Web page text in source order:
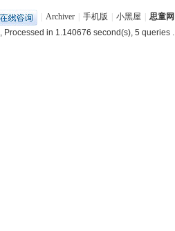
Archiver 手机版 小黑屋
思童网
, Processed in 1.140676 second(s), 5 queries .